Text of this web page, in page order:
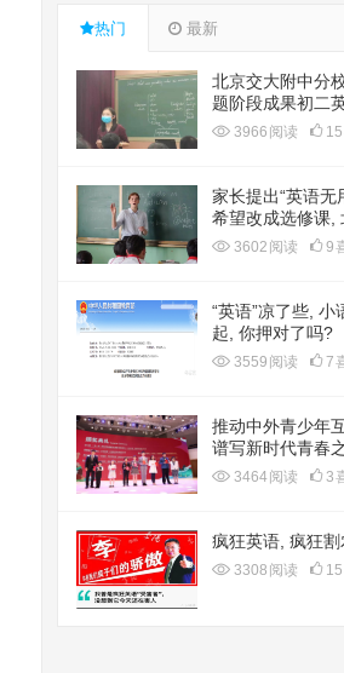
热门 最新
北京交大附中分
题阶段成果初二
课 3966 阅读 15
家长提出“英语无
希望改成选修课,
叔却叫人清醒
3602 阅读 9
“英语”凉了些, 小
起, 你押对了吗?
3559 阅读 7
推动中外青少年
谱写新时代青春
3464 阅读 3
疯狂英语, 疯狂割
3308 阅读 15